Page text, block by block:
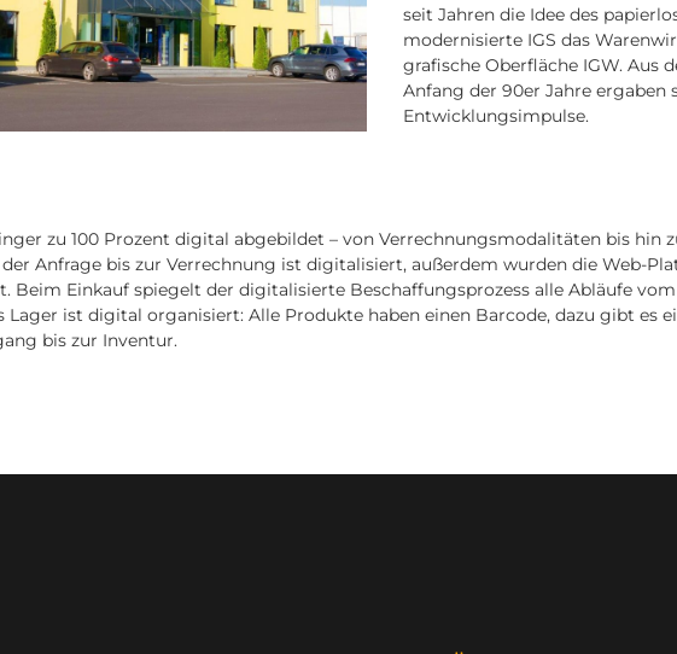
seit Jahren die Idee des
modernisierte IGS das
grafische Oberfläche IGW. Aus
Anfang der 90er Jahre ergaben
Entwicklungsimpulse.
zu 100 Prozent digital abgebildet – von Verrechnungsmodalitäten bis hin
Anfrage bis zur Verrechnung ist digitalisiert, außerdem wurden die Web-
Beim Einkauf spiegelt der digitalisierte Beschaffungsprozess alle Abläufe
Lager ist digital organisiert: Alle Produkte haben einen Barcode, dazu gibt es
bis zur Inventur.